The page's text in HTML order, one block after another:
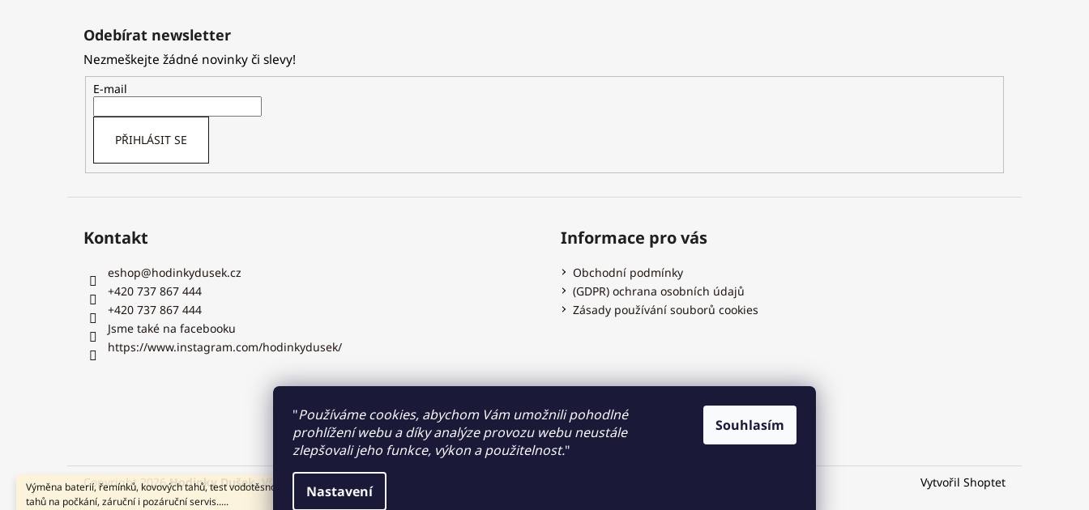
"Používáme cookies, abychom Vám umožnili pohodlné
prohlížení webu a díky analýze provozu webu neustále
zlepšovali jeho funkce, výkon a použitelnost."
Nastavení
Souhlasím
Výměna baterií, řemínků, kovových tahů, test vodotěsnosti, zkrácení kovových
tahů na počkání, záruční i pozáruční servis.....
Odebírat newsletter
Nezmeškejte žádné novinky či slevy!
E-mail
PŘIHLÁSIT SE
Kontakt
eshop@hodinkydusek.cz
+420 737 867 444
+420 737 867 444
Jsme také na facebooku
https://www.instagram.com/hodinkydusek/
Informace pro vás
Obchodní podmínky
(GDPR) ochrana osobních údajů
Zásady používání souborů cookies
Vytvořil Shoptet
Copyright 2026Hodinky Dušek. Všechna práva vyhrazena.